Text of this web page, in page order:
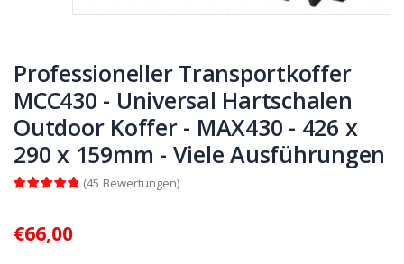
Professioneller Transportkoffer
MCC430 - Universal Hartschalen
Outdoor Koffer - MAX430 - 426 x
290 x 159mm - Viele Ausführungen
(45 Bewertungen)
€66,00